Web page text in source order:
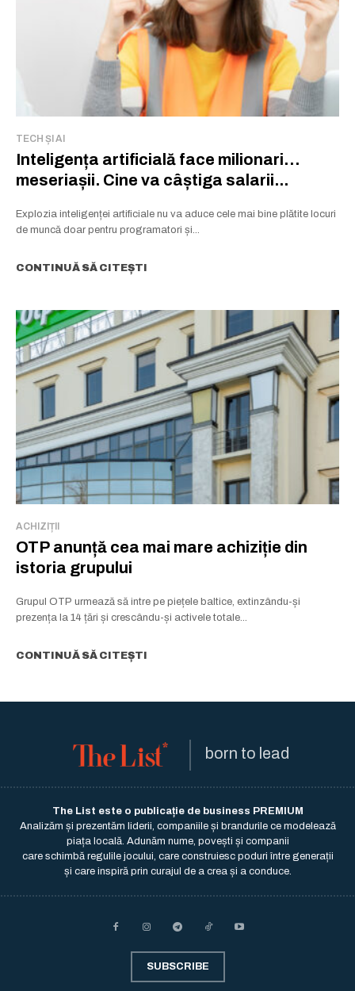
TECH ȘI AI
Inteligența artificială face milionari…
meseriașii. Cine va câștiga salarii...
Explozia inteligenței artificiale nu va aduce cele mai bine plătite locuri
de muncă doar pentru programatori și...
CONTINUĂ SĂ CITEȘTI
ACHIZIȚII
OTP anunță cea mai mare achiziție din
istoria grupului
Grupul OTP urmează să intre pe piețele baltice, extinzându-și
prezența la 14 țări și crescându-și activele totale...
CONTINUĂ SĂ CITEȘTI
born to lead
The List este o publicație de business PREMIUM
Analizăm și prezentăm liderii, companiile și brandurile ce modelează
piața locală. Adunăm nume, povești și companii
care schimbă regulile jocului, care construiesc poduri între generații
și care inspiră prin curajul de a crea și a conduce.
SUBSCRIBE